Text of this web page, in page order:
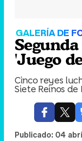
GALERÍA DE
'Juego
Cinco reyes
Siete Reinos de
Publicado: 04